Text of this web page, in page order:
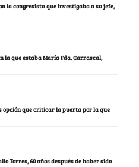
la congresista que investigaba a su jefe,
la que estaba María Fda. Carrascal,
opción que criticar la puerta por la que
Torres, 60 años después de haber sido